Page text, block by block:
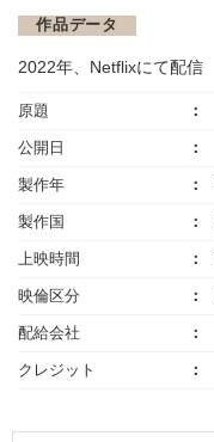
作品データ
2022年、Netflixにて配信
原題
公開日
製作年
製作国
上映時間
映倫区分
配給会社
クレジット